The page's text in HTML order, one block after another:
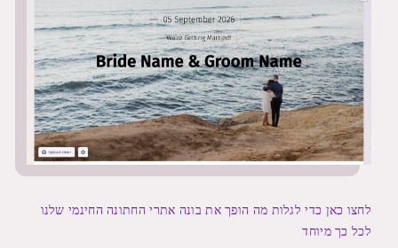
לחצו כאן כדי לגלות מה הופך את בונה אתרי החתונה החינמי שלנו
לכל כך מיוחד